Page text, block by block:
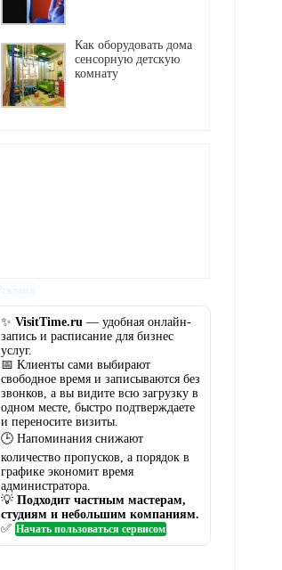
Как оборудовать дома
сенсорную детскую
комнату
✨ VisitTime.ru — удобная онлайн-
запись и расписание для бизнес
услуг.
📅 Клиенты сами выбирают
свободное время и записываются без
звонков, а вы видите всю загрузку в
одном месте, быстро подтверждаете
и переносите визиты.
🕒 Напоминания снижают
количество пропусков, а порядок в
графике экономит время
администратора.
💡 Подходит частным мастерам,
студиям и небольшим компаниям.
✅ Начать пользоваться сервисом